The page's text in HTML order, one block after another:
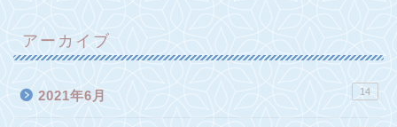
アーカイブ
2021年6月 14